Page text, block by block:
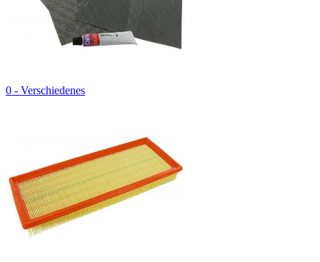
0 - Verschiedenes